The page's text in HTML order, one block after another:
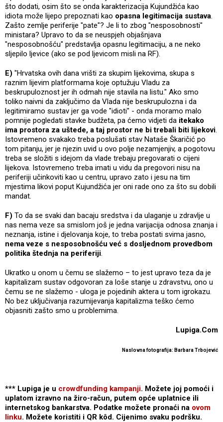
što dodati, osim što se onda karakterizacija Kujundžića kao
idiota može lijepo prepoznati kao opasna legitimacija sustava.
Zašto zemlje periferije "pate"? Je li to zbog "nesposobnosti"
ministara? Upravo to da se neuspjeh objašnjava
"nesposobnošću" predstavlja opasnu legitimaciju, a ne neko
sljepilo ljevice (ako se pod ljevicom misli na RF).
E) "Hrvatska ovih dana vrišti za skupim lijekovima, skupa s
raznim lijevim platformama koje optužuju Vladu za
beskrupuloznost jer ih odmah nije stavila na listu." Ako smo
toliko naivni da zaključimo da Vlada nije beskrupulozna i da
legitimiramo sustav jer ga vode "idioti" - onda moramo malo
pomnije pogledati stavke budžeta, pa ćemo vidjeti da itekako
ima prostora za uštede, a taj prostor ne bi trebali biti lijekovi.
Istovremeno svakako treba poslušati stav Nataše Škaričić po
tom pitanju, jer je njezin uvid u ovo polje nezamjenjiv, a pogotovu
treba se složiti s idejom da vlade trebaju pregovarati o cijeni
lijekova. Istovremeno treba imati u vidu da pregovori nisu na
periferiji učinkoviti kao u centru, upravo zato i jesu na tim
mjestima likovi poput Kujundžića jer oni rade ono za što su dobili
mandat.
F) To da se svaki dan bacaju sredstva i da ulaganje u zdravlje u
nas nema veze sa smislom još je jedna varijacija odnosa znanja i
neznanja, istine i djelovanja koje, to treba postati svima jasno,
nema veze s nesposobnošću već s dosljednom provedbom
politika štednja na periferiji.
Ukratko u onom u čemu se slažemo – to jest upravo teza da je
kapitalizam sustav odgovoran za loše stanje u zdravstvu, ono u
čemu se ne slažemo - uloga je pojedinih aktera u tom igrokazu.
No bez uključivanja razumijevanja kapitalizma teško ćemo
objasniti zašto smo u problemima.
Lupiga.Com
Naslovna fotografija: Barbara Trbojević
*** Lupiga je u crowdfunding kampanji. Možete joj pomoći i
uplatom izravno na žiro-račun, putem opće uplatnice ili
internetskog bankarstva. Podatke možete pronaći na ovom
linku. Možete koristiti i QR kôd. Cijenimo svaku podršku.